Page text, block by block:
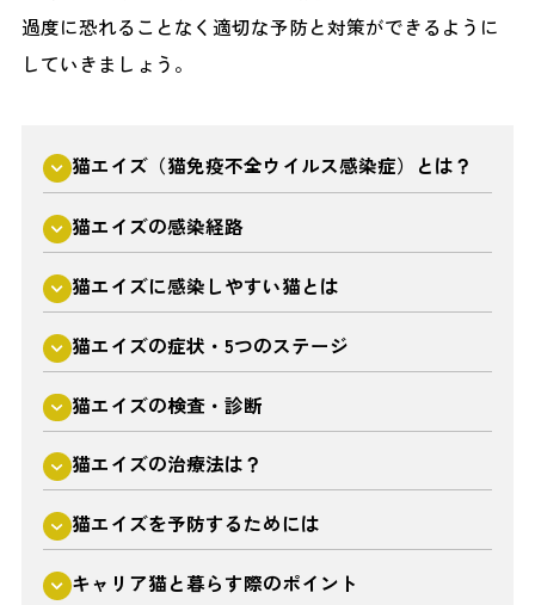
過度に恐れることなく適切な予防と対策ができるように
していきましょう。
猫エイズ（猫免疫不全ウイルス感染症）とは？
猫エイズの感染経路
猫エイズに感染しやすい猫とは
猫エイズの症状・5つのステージ
猫エイズの検査・診断
猫エイズの治療法は？
猫エイズを予防するためには
キャリア猫と暮らす際のポイント